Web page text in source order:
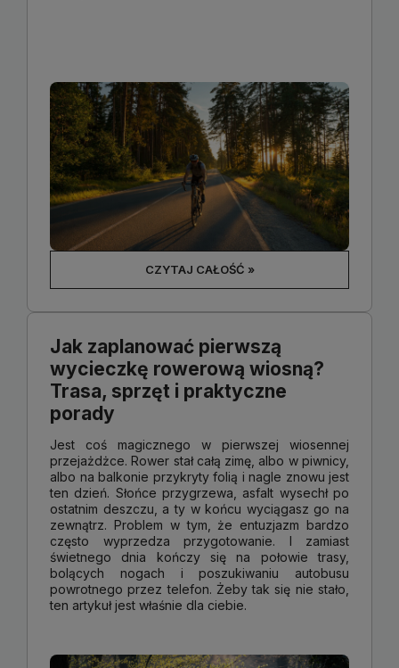
CZYTAJ CAŁOŚĆ »
Jak zaplanować pierwszą
wycieczkę rowerową wiosną?
Trasa, sprzęt i praktyczne
porady
Jest coś magicznego w pierwszej wiosennej
przejażdżce. Rower stał całą zimę, albo w piwnicy,
albo na balkonie przykryty folią i nagle znowu jest
ten dzień. Słońce przygrzewa, asfalt wysechł po
ostatnim deszczu, a ty w końcu wyciągasz go na
zewnątrz. Problem w tym, że entuzjazm bardzo
często wyprzedza przygotowanie. I zamiast
świetnego dnia kończy się na połowie trasy,
bolących nogach i poszukiwaniu autobusu
powrotnego przez telefon. Żeby tak się nie stało,
ten artykuł jest właśnie dla ciebie.